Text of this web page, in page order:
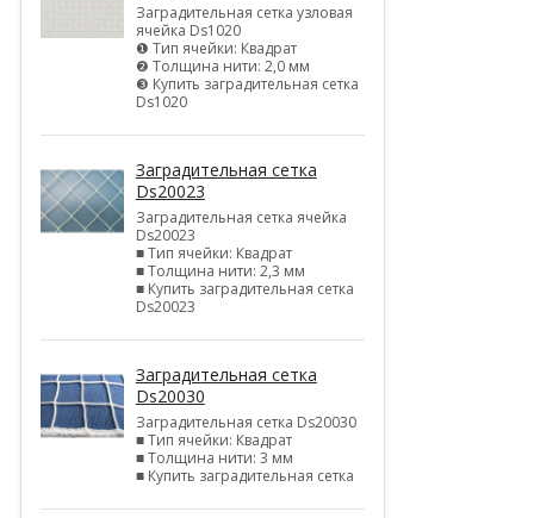
Заградительная сетка узловая
ячейка Ds1020
❶ Тип ячейки: Квадрат
❷ Толщина нити: 2,0 мм
❸ Купить заградительная сетка
Ds1020
Заградительная сетка
Ds20023
Заградительная сетка ячейка
Ds20023
■ Тип ячейки: Квадрат
■ Толщина нити: 2,3 мм
■ Купить заградительная сетка
Ds20023
Заградительная сетка
Ds20030
Заградительная сетка Ds20030
■ Тип ячейки: Квадрат
■ Толщина нити: 3 мм
■ Купить заградительная сетка